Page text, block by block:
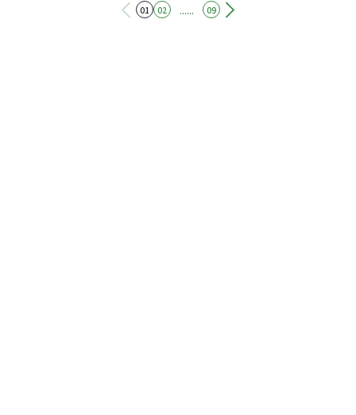
議案，包含電業法、花東快速道路建設特別條例、403震
01 02 ...... 09